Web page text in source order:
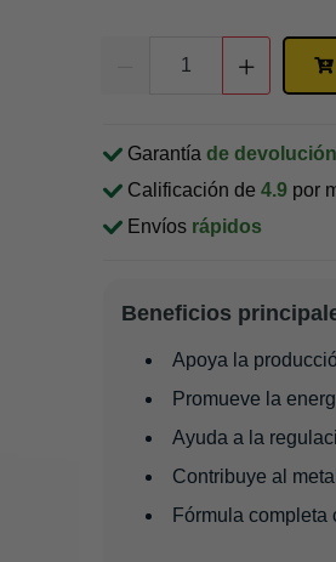
Garantía de
Calificación de 4.9 por
Envíos rápidos
Beneficios
Apoya la
Promueve la
Ayuda a la
Contribuye al
Fórmula completa